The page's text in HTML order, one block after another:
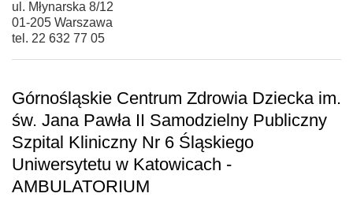
ul. Młynarska 8/12
01-205 Warszawa
tel. 22 632 77 05
Górnośląskie Centrum Zdrowia Dziecka im.
św. Jana Pawła II Samodzielny Publiczny
Szpital Kliniczny Nr 6 Śląskiego
Uniwersytetu w Katowicach -
AMBULATORIUM